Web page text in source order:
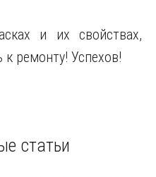
и их свойствах,
ремонту! Успехов!
статьи